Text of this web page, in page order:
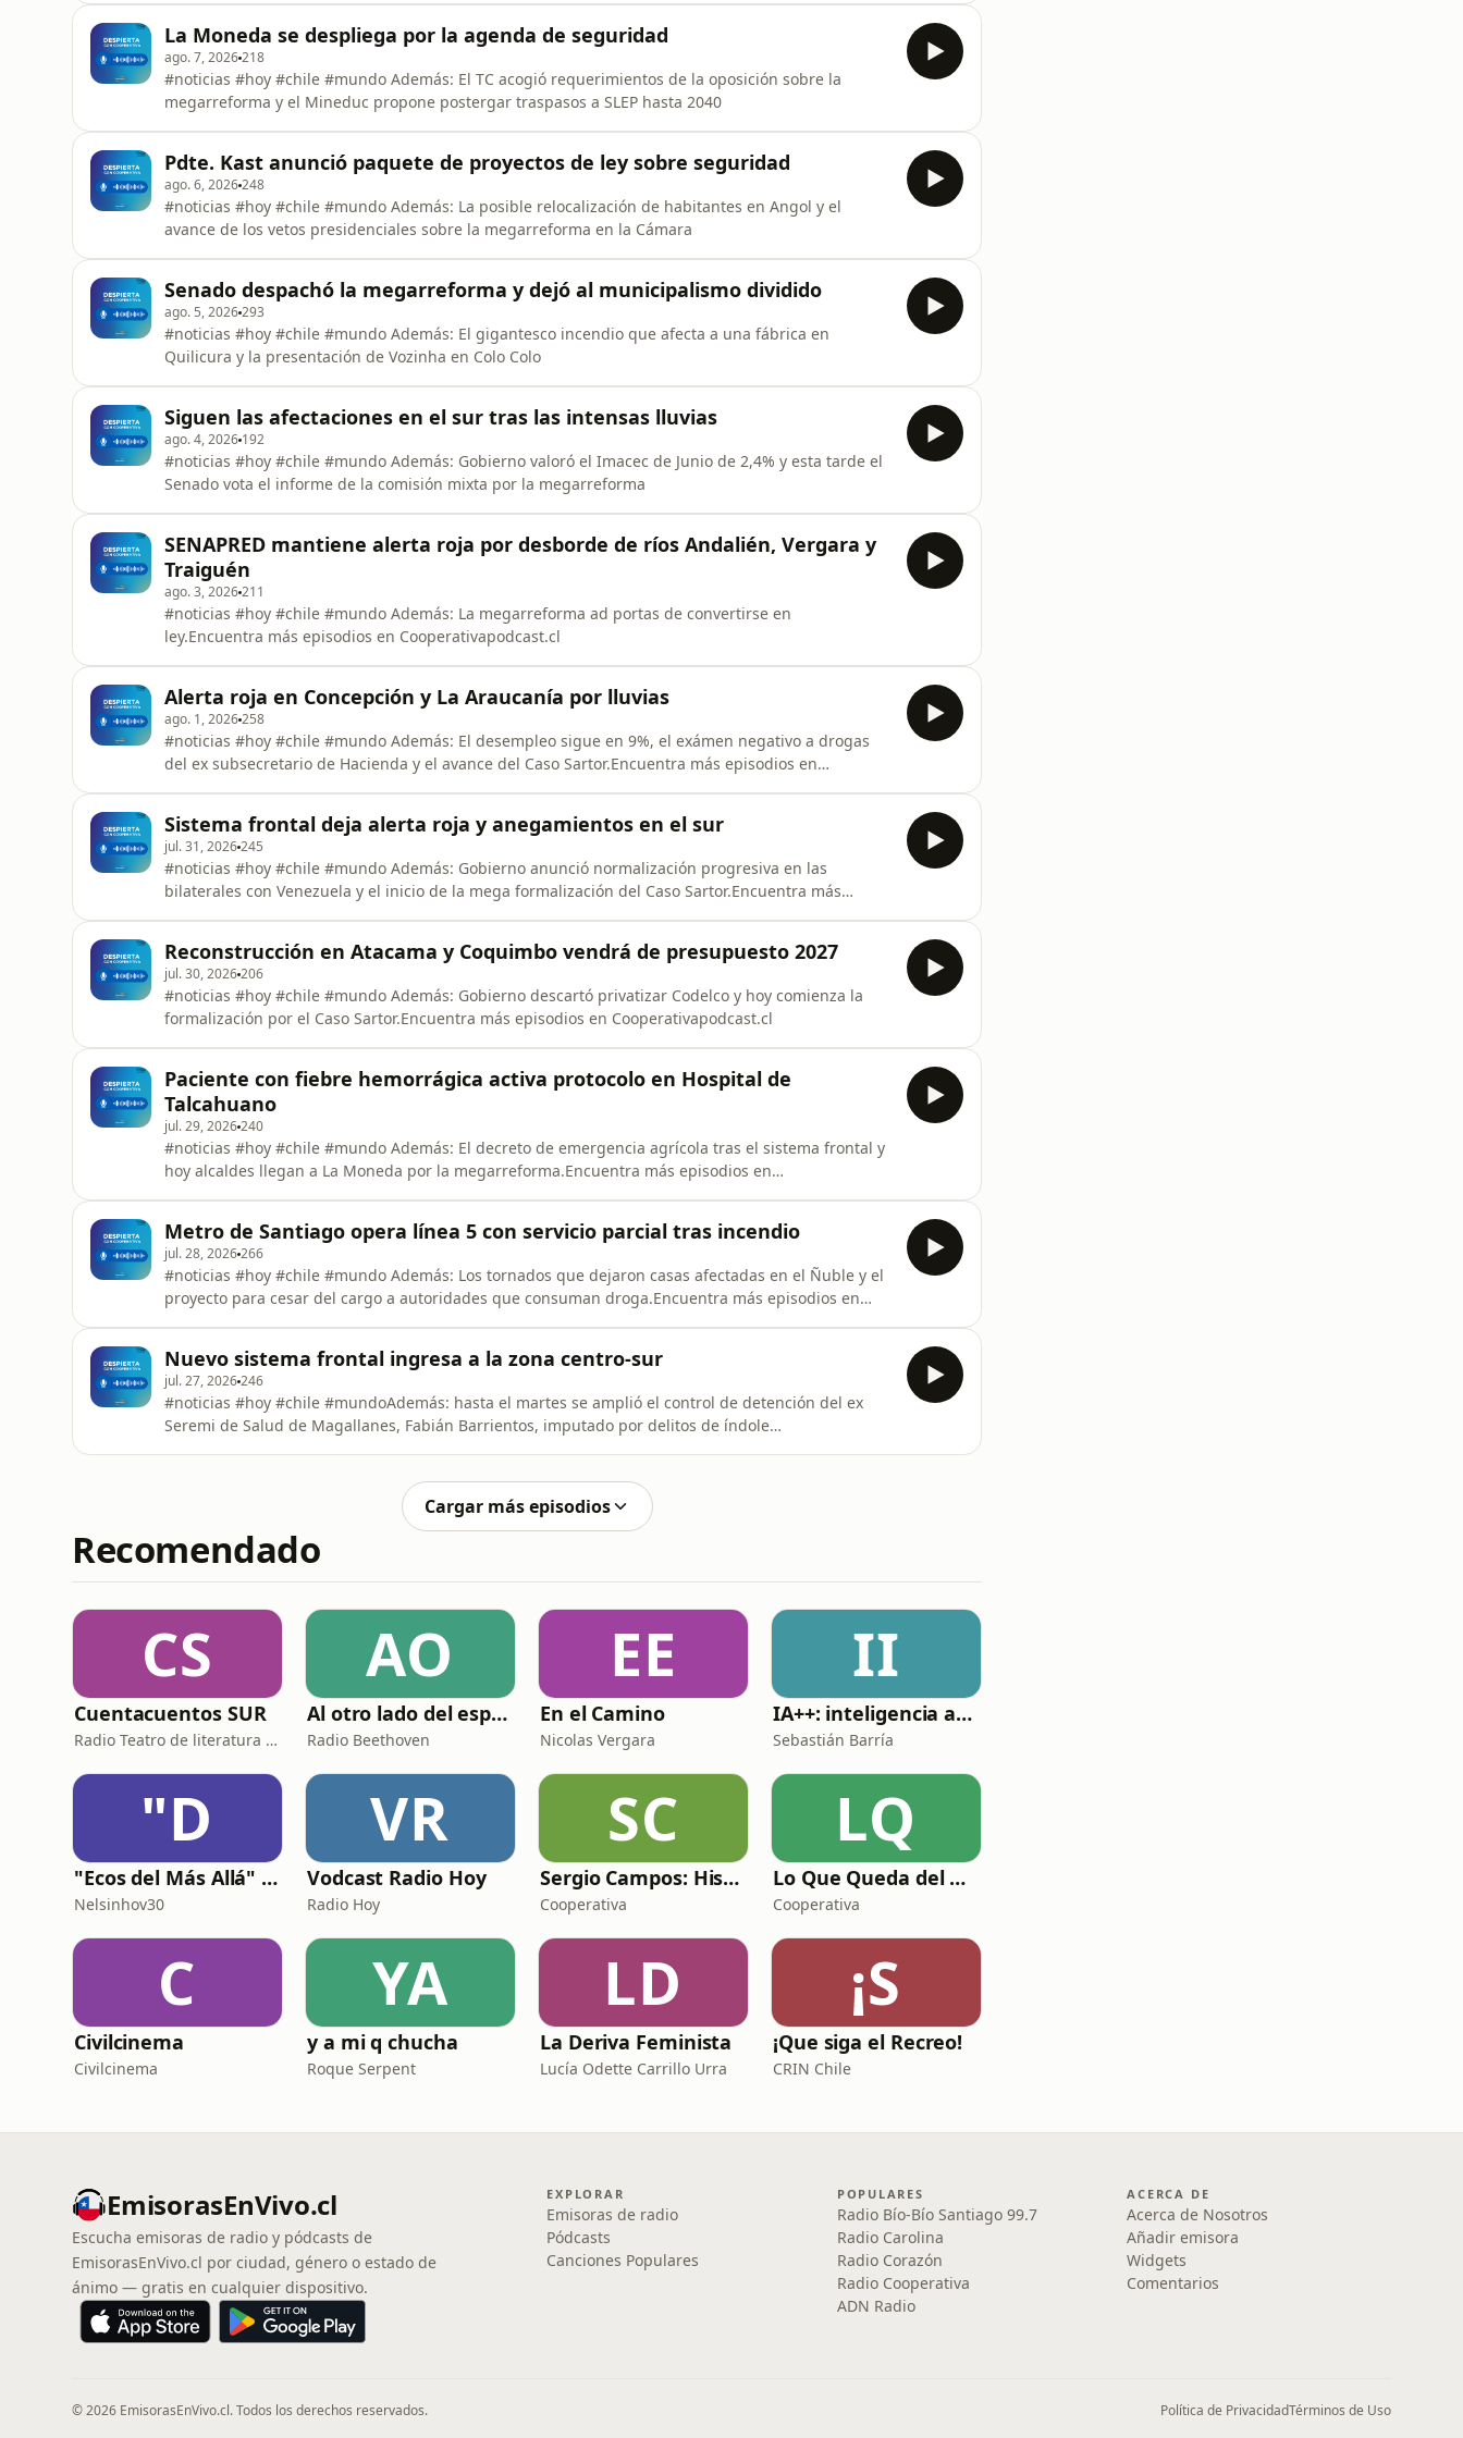
La Moneda se despliega por la agenda de seguridad
ago. 7, 2026218
#noticias #hoy #chile #mundo Además: El TC acogió requerimientos de la oposición sobre la
megarreforma y el Mineduc propone postergar traspasos a SLEP hasta 2040
Pdte. Kast anunció paquete de proyectos de ley sobre seguridad
ago. 6, 2026248
#noticias #hoy #chile #mundo Además: La posible relocalización de habitantes en Angol y el
avance de los vetos presidenciales sobre la megarreforma en la Cámara
Senado despachó la megarreforma y dejó al municipalismo dividido
ago. 5, 2026293
#noticias #hoy #chile #mundo Además: El gigantesco incendio que afecta a una fábrica en
Quilicura y la presentación de Vozinha en Colo Colo
Siguen las afectaciones en el sur tras las intensas lluvias
ago. 4, 2026 192
#noticias #hoy #chile #mundo Además: Gobierno valoró el Imacec de Junio de 2,4% y esta tarde el
Senado vota el informe de la comisión mixta por la megarreforma
SENAPRED mantiene alerta roja por desborde de ríos Andalién, Vergara y
Traiguén
ago. 3, 2026211
#noticias #hoy #chile #mundo Además: La megarreforma ad portas de convertirse en
ley.Encuentra más episodios en Cooperativapodcast.cl
Alerta roja en Concepción y La Araucanía por lluvias
ago. 1, 2026258
#noticias #hoy #chile #mundo Además: El desempleo sigue en 9%, el exámen negativo a drogas
del ex subsecretario de Hacienda y el avance del Caso Sartor.Encuentra más episodios en
Sistema frontal deja alerta roja y anegamientos en el sur
jul. 31, 2026245
#noticias #hoy #chile #mundo Además: Gobierno anunció normalización progresiva en las
bilaterales con Venezuela y el inicio de la mega formalización del Caso Sartor.Encuentra más
Reconstrucción en Atacama y Coquimbo vendrá de presupuesto 2027
jul. 30, 2026206
#noticias #hoy #chile #mundo Además: Gobierno descartó privatizar Codelco y hoy comienza la
formalización por el Caso Sartor.Encuentra más episodios en Cooperativapodcast.cl
Paciente con fiebre hemorrágica activa protocolo en Hospital de
Talcahuano
jul. 29, 2026240
#noticias #hoy #chile #mundo Además: El decreto de emergencia agrícola tras el sistema frontal y
hoy alcaldes llegan a La Moneda por la megarreforma.Encuentra más episodios en
Metro de Santiago opera línea 5 con servicio parcial tras incendio
jul. 28, 2026266
#noticias #hoy #chile #mundo Además: Los tornados que dejaron casas afectadas en el Ñuble y el
proyecto para cesar del cargo a autoridades que consuman droga.Encuentra más episodios en
Nuevo sistema frontal ingresa a la zona centro-sur
jul. 27, 2026246
#noticias #hoy #chile #mundoAdemás: hasta el martes se amplió el control de detención del ex
Seremi de Salud de Magallanes, Fabián Barrientos, imputado por delitos de índole
Cargar más episodios
Recomendado
CS
Cuentacuentos SUR
Radio Teatro de literatura Infantil
AO
Al otro lado del espejo - Beethoven FM
Radio Beethoven
EE
En el Camino
Nicolas Vergara
II
IA++: inteligencia artificial para programadores
Sebastián Barría
"D
"Ecos del Más Allá" Historias Paranormales de Chile, Latinoamérica y el mundo en 3 minutos
Nelsinhov30
VR
Vodcast Radio Hoy
Radio Hoy
SC
Sergio Campos: Historias de radio
Cooperativa
LQ
Lo Que Queda del Día
Cooperativa
C
Civilcinema
Civilcinema
YA
y a mi q chucha
Roque Serpent
LD
La Deriva Feminista
Lucía Odette Carrillo Urra
¡S
¡Que siga el Recreo!
CRIN Chile
EmisorasEnVivo.cl
Escucha emisoras de radio y pódcasts de
EmisorasEnVivo.cl por ciudad, género o estado de
ánimo — gratis en cualquier dispositivo.
EXPLORAR
Emisoras de radio
Pódcasts
Canciones Populares
POPULARES
Radio Bío-Bío Santiago 99.7
Radio Carolina
Radio Corazón
Radio Cooperativa
ADN Radio
ACERCA DE
Acerca de Nosotros
Añadir emisora
Widgets
Comentarios
© 2026 EmisorasEnVivo.cl. Todos los derechos reservados. Política de PrivacidadTérminos de Uso